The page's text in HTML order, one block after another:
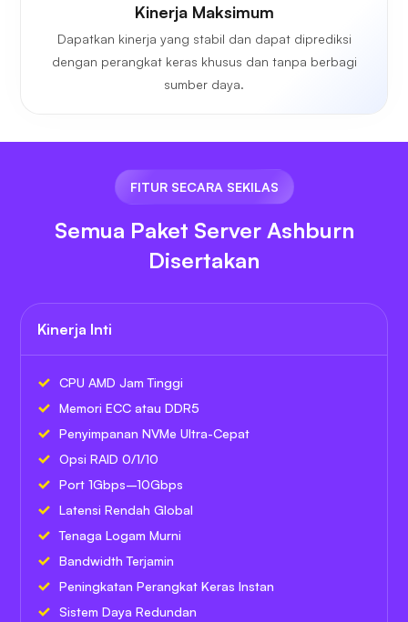
Kinerja Maksimum
Dapatkan kinerja yang stabil dan dapat diprediksi
dengan perangkat keras khusus dan tanpa berbagi
sumber daya.
FITUR SECARA SEKILAS
Semua Paket Server Ashburn
Disertakan
Kinerja Inti
CPU AMD Jam Tinggi
Memori ECC atau DDR5
Penyimpanan NVMe Ultra-Cepat
Opsi RAID 0/1/10
Port 1Gbps–10Gbps
Latensi Rendah Global
Tenaga Logam Murni
Bandwidth Terjamin
Peningkatan Perangkat Keras Instan
Sistem Daya Redundan